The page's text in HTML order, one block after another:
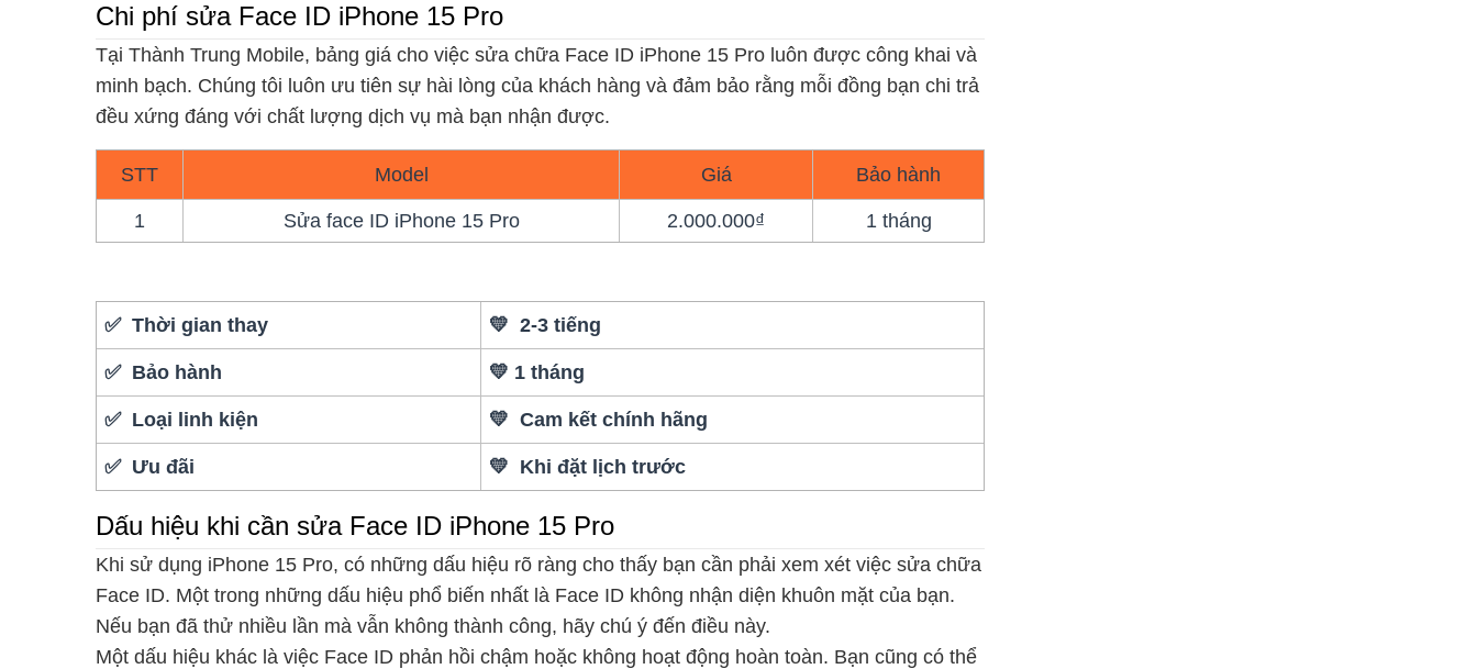
Chi phí sửa Face ID iPhone 15 Pro
Tại Thành Trung Mobile, bảng giá cho việc sửa chữa Face ID iPhone 15 Pro luôn được công khai và
minh bạch. Chúng tôi luôn ưu tiên sự hài lòng của khách hàng và đảm bảo rằng mỗi đồng bạn chi trả
đều xứng đáng với chất lượng dịch vụ mà bạn nhận được.
STT Model Giá Bảo hành
1 Sửa face ID iPhone 15 Pro 2.000.000₫ 1 tháng
✅ Thời gian thay 💛 2-3 tiếng
✅ Bảo hành 💛 1 tháng
✅ Loại linh kiện 💛 Cam kết chính hãng
✅ Ưu đãi 💛 Khi đặt lịch trước
Dấu hiệu khi cần sửa Face ID iPhone 15 Pro
Khi sử dụng iPhone 15 Pro, có những dấu hiệu rõ ràng cho thấy bạn cần phải xem xét việc sửa chữa
Face ID. Một trong những dấu hiệu phổ biến nhất là Face ID không nhận diện khuôn mặt của bạn.
Nếu bạn đã thử nhiều lần mà vẫn không thành công, hãy chú ý đến điều này.
Một dấu hiệu khác là việc Face ID phản hồi chậm hoặc không hoạt động hoàn toàn. Bạn cũng có thể